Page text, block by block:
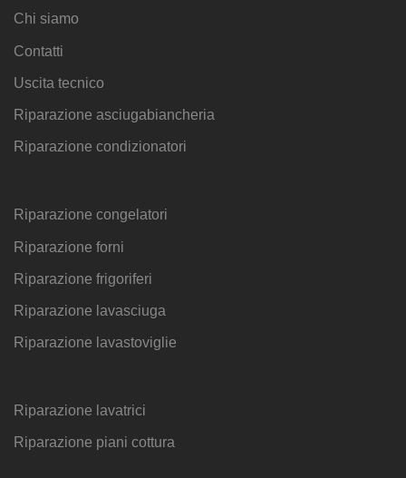
Chi siamo
Contatti
Uscita tecnico
Riparazione asciugabiancheria
Riparazione condizionatori
Riparazione congelatori
Riparazione forni
Riparazione frigoriferi
Riparazione lavasciuga
Riparazione lavastoviglie
Riparazione lavatrici
Riparazione piani cottura